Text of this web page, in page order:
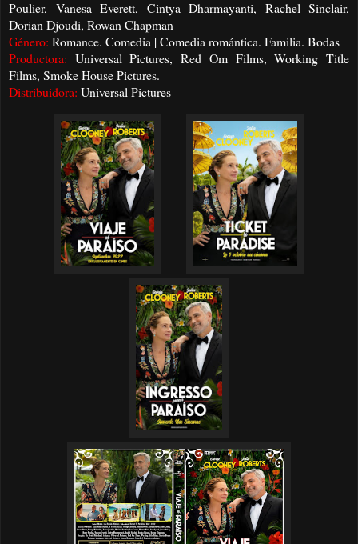
Poulier, Vanesa Everett, Cintya Dharmayanti, Rachel Sinclair,
Dorian Djoudi, Rowan Chapman
Género: Romance. Comedia | Comedia romántica. Familia. Bodas
Productora: Universal Pictures, Red Om Films, Working Title
Films, Smoke House Pictures.
Distribuidora: Universal Pictures